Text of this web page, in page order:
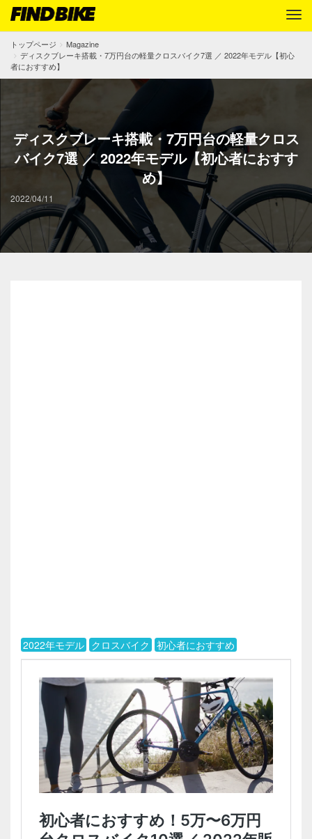
トップページ
Magazine
ディスクブレーキ搭載・7万円台の軽量クロスバイク7選 ／ 2022年モデル【初心
者におすすめ】
ディスクブレーキ搭載・7万円台の軽量クロス
バイク7選 ／ 2022年モデル【初心者におすす
め】
2022/04/11
2022年モデル クロスバイク 初心者におすすめ